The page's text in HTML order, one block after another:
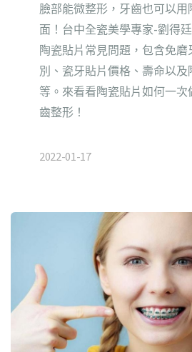
臉部能微整形，牙齒也可以
面！台中全瓷美學專家-劉得
陶瓷貼片常見問題，包含免磨
別、瓷牙貼片價格、壽命以
等。來看看陶瓷貼片如何一
齒整形！
2022-01-17